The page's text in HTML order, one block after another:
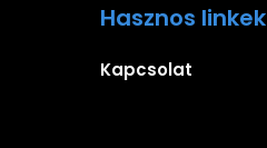
Hasznos linkek
Kapcsolat